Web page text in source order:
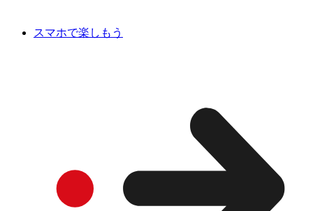
スマホで楽しもう